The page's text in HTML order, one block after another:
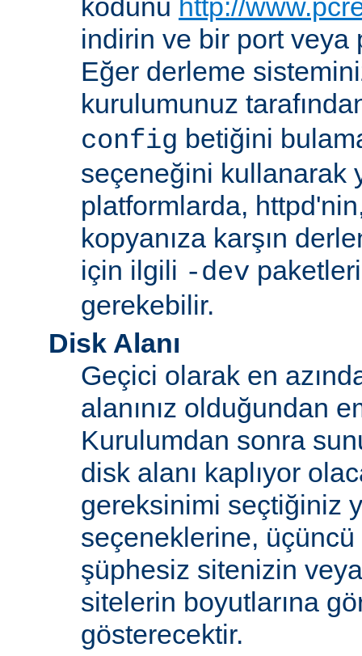
kodunu http://
indirin ve bir port veya
Eğer derleme
kurulumunuz
config betiğini
seçeneğini kullanarak
platformlarda,
kopyanıza karşın
için ilgili -dev
gerekebilir.
Disk Alanı
Geçici olarak en
alanınız olduğundan
Kurulumdan sonra
disk alanı kaplıyor
gereksinimi seçtiğiniz
seçeneklerine,
şüphesiz sitenizin
sitelerin boyutlarına
gösterecektir.